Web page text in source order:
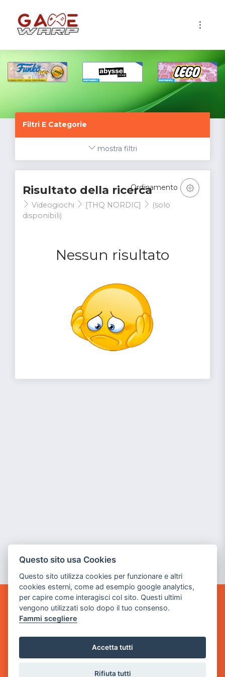
Filtri E Categorie
mostra filtri
Risultato della ricerca
Videogiochi [THQ NORDIC]
(solo
disponibili)
Nessun risultato
Ordinamento
GAME WARP
BY POWER GAME SRL
Sede Legale
via Villaggio dei Platani, 3
- 25014 Castenedolo, Brescia
Questo sito usa Cookies
Questo sito utilizza cookies per funzionare e altri
cookies esterni, come ad esempio google analytics,
per capire come interagisci col sito. Questi ultimi
vengono utilizzati solo dopo il tuo consenso.
Fammi scegliere
Accetta tutti
Rifiuta tutti